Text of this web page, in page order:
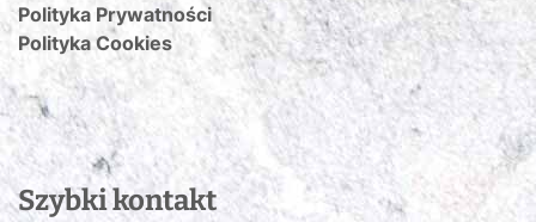
Polityka Prywatności
Polityka Cookies
Szybki kontakt